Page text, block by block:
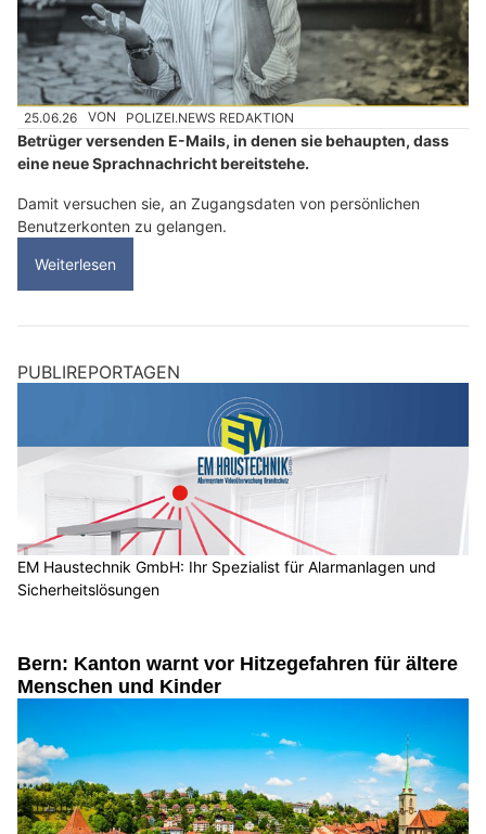
25.06.26 VON POLIZEI.NEWS REDAKTION
Betrüger versenden E-Mails, in denen sie behaupten, dass
eine neue Sprachnachricht bereitstehe.
Damit versuchen sie, an Zugangsdaten von persönlichen
Benutzerkonten zu gelangen.
Weiterlesen
PUBLIREPORTAGEN
EM Haustechnik GmbH: Ihr Spezialist für Alarmanlagen und
Sicherheitslösungen
Bern: Kanton warnt vor Hitzegefahren für ältere
Menschen und Kinder